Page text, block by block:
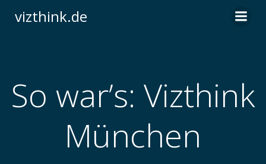
vizthink.de
So war’s: Vizthink
München